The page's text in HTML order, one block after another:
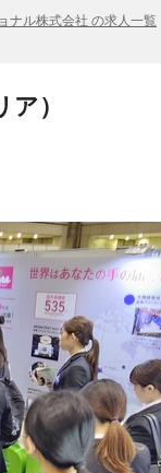
ナル株式会社 の求人一覧
）